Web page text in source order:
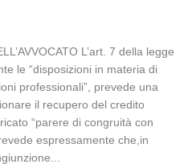
L’art. 7 della legge
le “disposizioni in materia di
professionali”, prevede una
il recupero del credito
“parere di congruità con
espressamente che,in